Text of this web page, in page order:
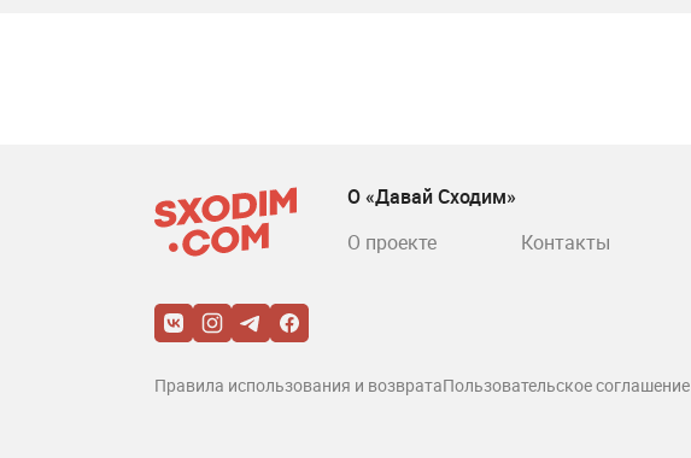
О «Давай Сходим»
О проекте
Контакты
Правила использования и возвратаПользовательское соглашение